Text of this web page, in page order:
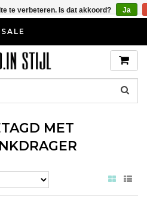
SALE
MET
te verbeteren. Is dat akkoord? Ja